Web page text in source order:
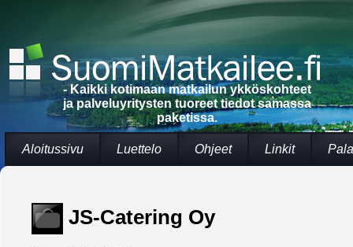
- Kaikki kotimaan matkailun ykköskohteet
ja palveluyritysten tuoreet tiedot samassa
paketissa.
Aloitussivu Luettelo Ohjeet Linkit
JS-Catering Oy